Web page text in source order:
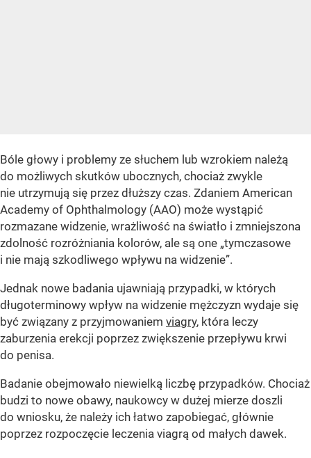
Bóle głowy i problemy ze słuchem lub wzrokiem należą
do możliwych skutków ubocznych, chociaż zwykle
nie utrzymują się przez dłuższy czas. Zdaniem American
Academy of Ophthalmology (AAO) może wystąpić
rozmazane widzenie, wrażliwość na światło i zmniejszona
zdolność rozróżniania kolorów, ale są one „tymczasowe
i nie mają szkodliwego wpływu na widzenie”.
Jednak nowe badania ujawniają przypadki, w których
długoterminowy wpływ na widzenie mężczyzn wydaje się
być związany z przyjmowaniem viagry, która leczy
zaburzenia erekcji poprzez zwiększenie przepływu krwi
do penisa.
Badanie obejmowało niewielką liczbę przypadków. Chociaż
budzi to nowe obawy, naukowcy w dużej mierze doszli
do wniosku, że należy ich łatwo zapobiegać, głównie
poprzez rozpoczęcie leczenia viagrą od małych dawek.